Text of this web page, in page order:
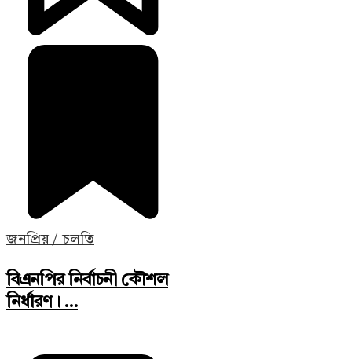
জনপ্রিয় / চলতি
বিএনপির নির্বাচনী কৌশল
নির্ধারণ। ...